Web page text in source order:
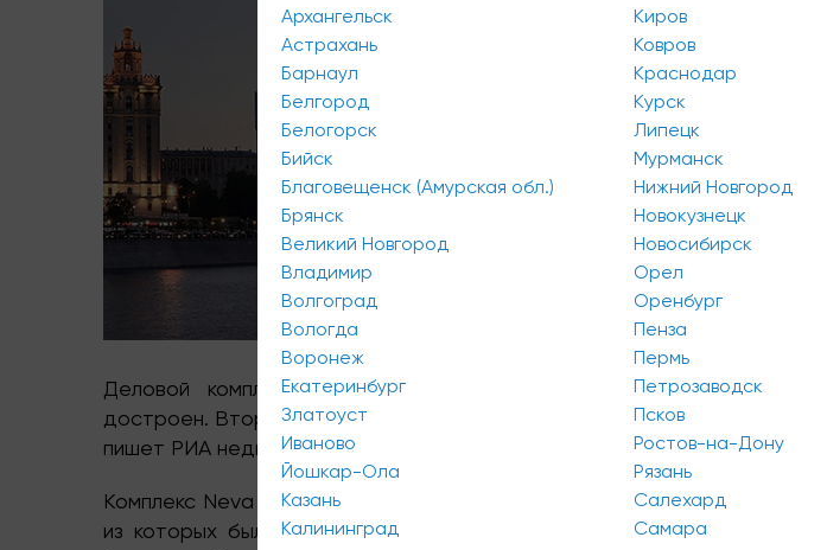
Деловой комплексNeva Towers Renaissance
достроен. Вторая 68-этажная высотка
получила разрешение на ввод
пишет РИА недвижимость.
Комплекс Neva Towers общей площадью 357 тыс. кв. мсостоит из
из которых была введена год назад.
Его высота составляет 345
Архангельск
Астрахань
Барнаул
Белгород
Белогорск
Бийск
Благовещенск (Амурская обл.)
Брянск
Великий Новгород
Владимир
Волгоград
Вологда
Воронеж
Екатеринбург
Златоуст
Иваново
Йошкар-Ола
Казань
Калининград
Киров
Ковров
Краснодар
Курск
Липецк
Мурманск
Нижний Новгород
Новокузнецк
Новосибирск
Орел
Оренбург
Пенза
Пермь
Петрозаводск
Псков
Ростов-на-Дону
Рязань
Салехард
Самара